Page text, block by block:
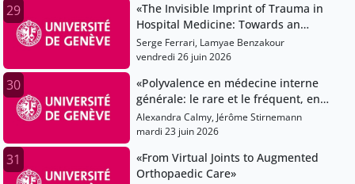
29
«The Invisible Imprint of Trauma in
Hospital Medicine: Towards an
Integrative Psychotraumatology in
Somatic Care»
Serge Ferrari, Lamyae Benzakour
vendredi 26 juin 2026
30
«Polyvalence en médecine interne
générale: le rare et le fréquent, en
clinique comme en recherche»
Alexandra Calmy, Jérôme Stirnemann
mardi 23 juin 2026
31
«From Virtual Joints to Augmented
Orthopaedic Care»